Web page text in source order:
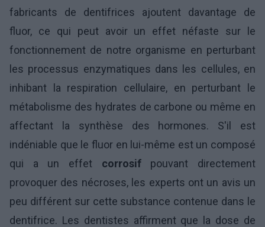
fabricants de dentifrices ajoutent davantage de
fluor, ce qui peut avoir un effet néfaste sur le
fonctionnement de notre organisme en perturbant
les processus enzymatiques dans les cellules, en
inhibant la respiration cellulaire, en perturbant le
métabolisme des hydrates de carbone ou même en
affectant la synthèse des hormones. S'il est
indéniable que le fluor en lui-même est un composé
qui a un effet corrosifpouvant directement
provoquer des nécroses, les experts ont un avis un
peu différent sur cette substance contenue dans le
dentifrice. Les dentistes affirment que la dose de